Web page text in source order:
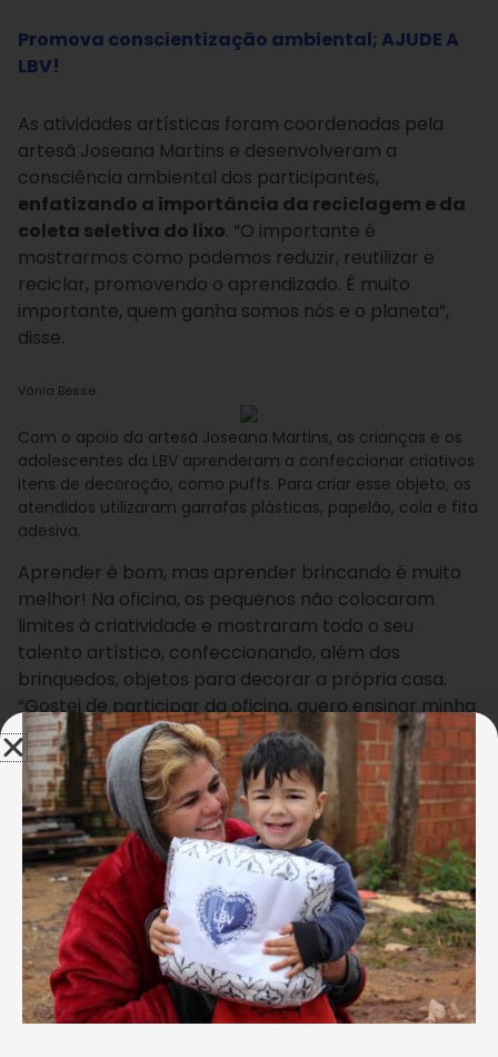
Promova conscientização ambiental; AJUDE A
LBV!
As atividades artísticas foram coordenadas pela
artesã Joseana Martins e desenvolveram a
consciência ambiental dos participantes,
enfatizando a importância da reciclagem e da
coleta seletiva do lixo. “O importante é
mostrarmos como podemos reduzir, reutilizar e
reciclar, promovendo o aprendizado. É muito
importante, quem ganha somos nós e o planeta”,
disse.
Vânia Besse
Com o apoio da artesã Joseana Martins, as crianças e os
adolescentes da LBV aprenderam a confeccionar criativos
itens de decoração, como puffs. Para criar esse objeto, os
atendidos utilizaram garrafas plásticas, papelão, cola e fita
adesiva.
Aprender é bom, mas aprender brincando é muito
melhor! Na oficina, os pequenos não colocaram
limites à criatividade e mostraram todo o seu
talento artístico, confeccionando, além dos
brinquedos, objetos para decorar a própria casa.
“Gostei de participar da oficina, quero ensinar minha
mãe a fazer um puff para que ela possa ter uma
outra fonte de renda”, disse Marlon, de 13 anos.
“Estou muito feliz em estar com vocês da LBV, as
crianças interagem bem e se interessam em
participar da atividade. Acompanhava à
distância as realizações da Entidade, mas
quando a gente vem visitar o olhar se amplia. A
LBV está de parabéns por todo seu trabalho”,
completou a artesã.
+